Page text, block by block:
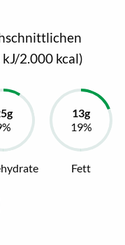
2.000 kcal)
Fett